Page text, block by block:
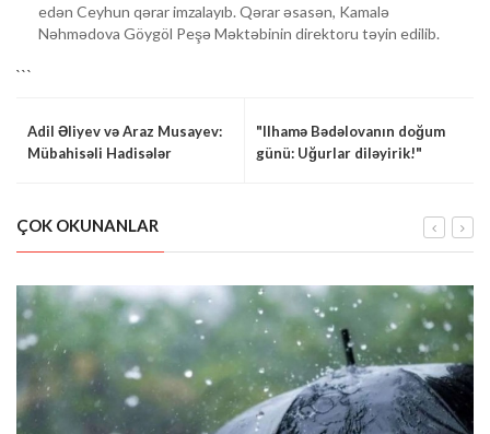
edən Ceyhun qərar imzalayıb. Qərar əsasən, Kamalə
Nəhmədova Göygöl Peşə Məktəbinin direktoru təyin edilib.
```
Adil Əliyev və Araz Musayev:
Mübahisəli Hadisələr
"Ilhamə Bədəlovanın doğum
günü: Uğurlar diləyirik!"
ÇOK OKUNANLAR